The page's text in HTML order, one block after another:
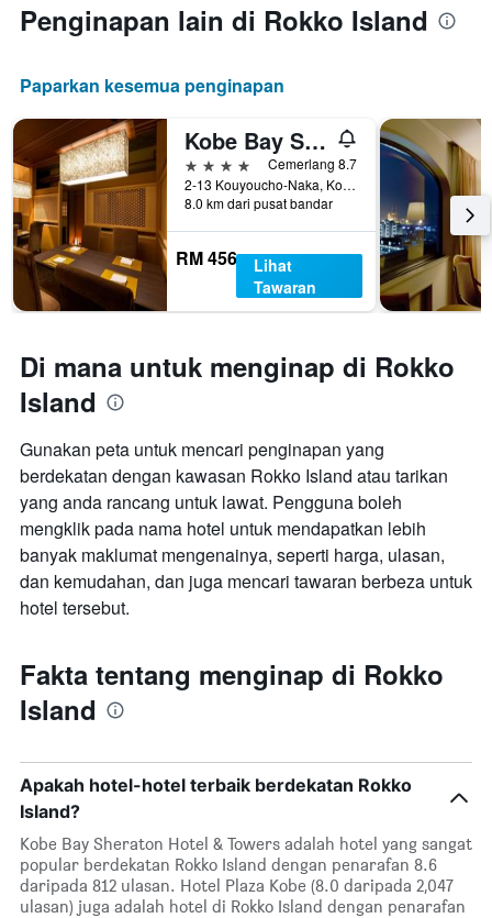
Penginapan lain di Rokko Island
Paparkan kesemua penginapan
Kobe Bay Sheraton Hotel & Towers
4 bintang
Cemerlang 8.7
2-13 Kouyoucho-Naka, Kobe, Jepun
8.0 km dari pusat bandar
RM 456
Lihat
Tawaran
Di mana untuk menginap di Rokko
Island
Gunakan peta untuk mencari penginapan yang
berdekatan dengan kawasan Rokko Island atau tarikan
yang anda rancang untuk lawat. Pengguna boleh
mengklik pada nama hotel untuk mendapatkan lebih
banyak maklumat mengenainya, seperti harga, ulasan,
dan kemudahan, dan juga mencari tawaran berbeza untuk
hotel tersebut.
Fakta tentang menginap di Rokko
Island
Apakah hotel-hotel terbaik berdekatan Rokko
Island?
Kobe Bay Sheraton Hotel & Towers adalah hotel yang sangat
popular berdekatan Rokko Island dengan penarafan 8.6
daripada 812 ulasan. Hotel Plaza Kobe (8.0 daripada 2,047
ulasan) juga adalah hotel di Rokko Island dengan penarafan